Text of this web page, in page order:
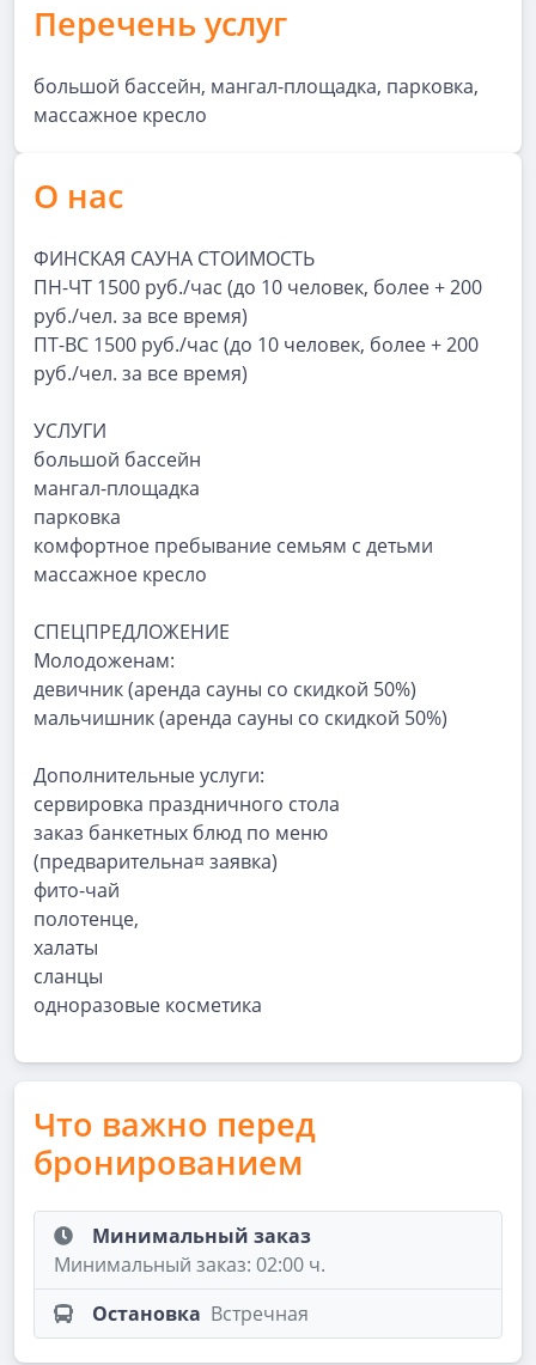
Перечень услуг
большой бассейн, мангал-площадка, парковка,
массажное кресло
О нас
ФИНСКАЯ САУНА СТОИМОСТЬ
ПН-ЧТ 1500 руб./час (до 10 человек, более + 200
руб./чел. за все время)
ПТ-ВС 1500 руб./час (до 10 человек, более + 200
руб./чел. за все время)
УСЛУГИ
большой бассейн
мангал-площадка
парковка
комфортное пребывание семьям с детьми
массажное кресло
СПЕЦПРЕДЛОЖЕНИЕ
Молодоженам:
девичник (аренда сауны со скидкой 50%)
мальчишник (аренда сауны со скидкой 50%)
Дополнительные услуги:
сервировка праздничного стола
заказ банкетных блюд по меню
(предварительна¤ заявка)
фито-чай
полотенце,
халаты
сланцы
одноразовые косметика
Что важно перед
бронированием
Минимальный заказ
Минимальный заказ: 02:00 ч.
Остановка Встречная